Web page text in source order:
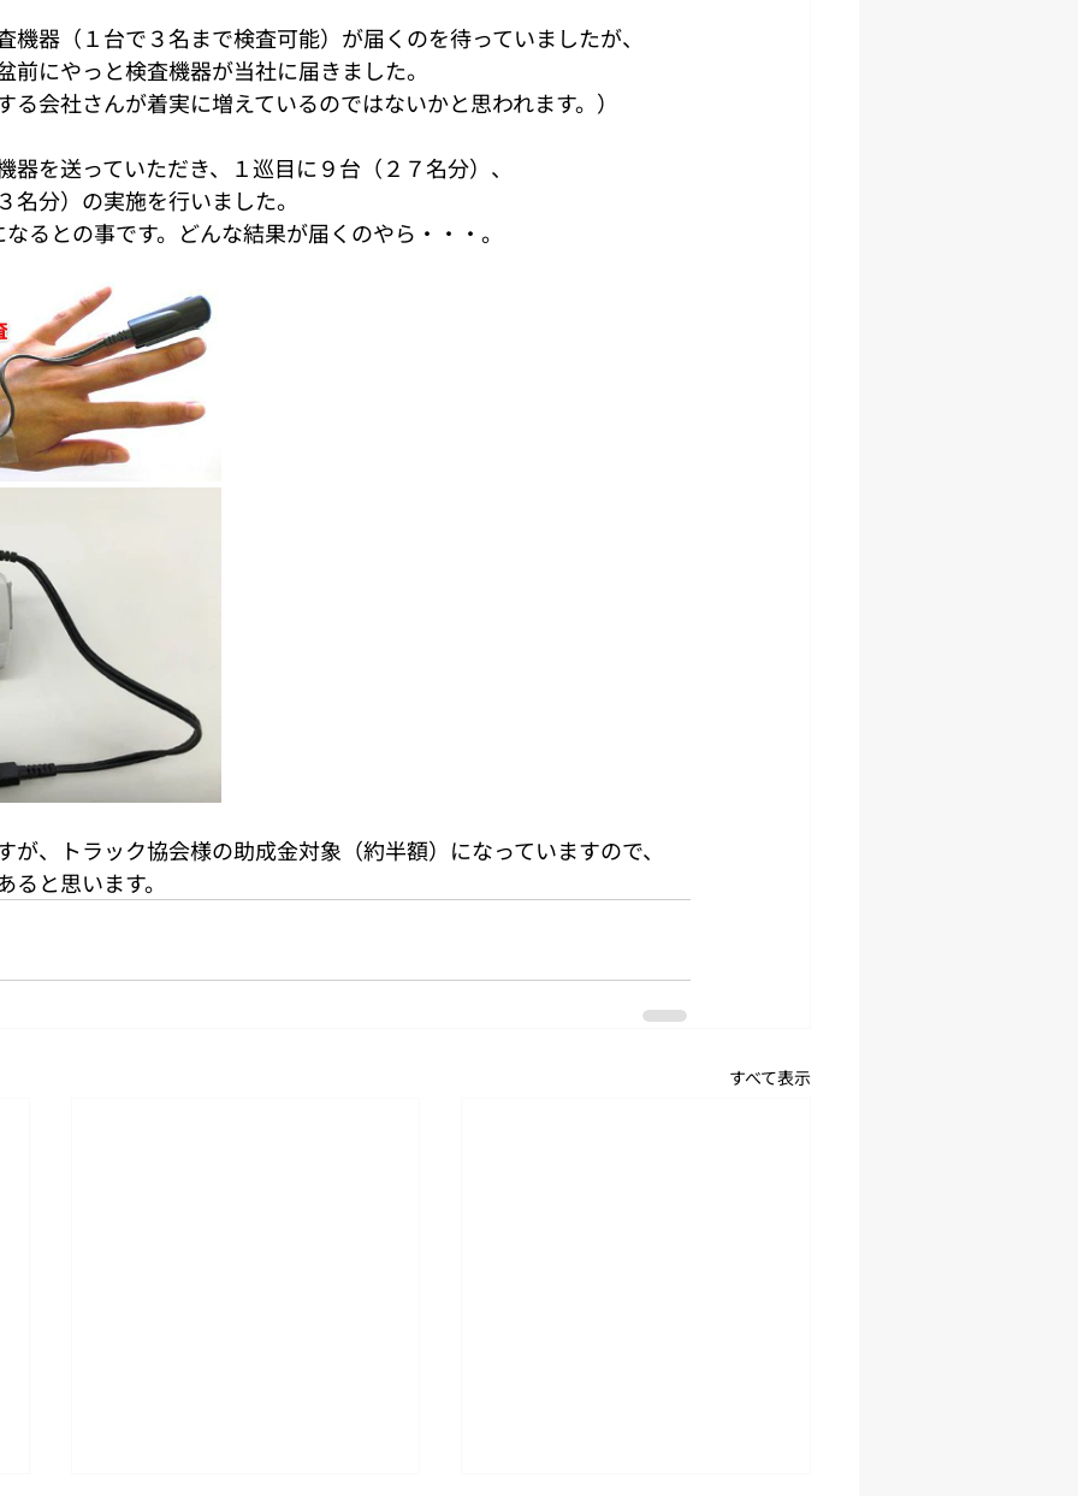
機器（１台で３名まで検査可能）が届くのを待っていましたが、
前にやっと検査機器が当社に届きました。
る会社さんが着実に増えているのではないかと思われます。）
器を送っていただき、１巡目に９台（２７名分）、
名分）の実施を行いました。
るとの事です。どんな結果が届くのやら・・・。
が、トラック協会様の助成金対象（約半額）になっていますので、
と思います。
すべて表示